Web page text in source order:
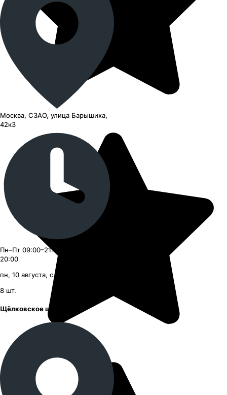
Москва, СЗАО, улица Барышиха,
42к3
Пн–Пт 09:00–21:00, Сб–Вс 09:00–
20:00
пн, 10 августа, с 09:00
8 шт.
Щёлковское шоссе